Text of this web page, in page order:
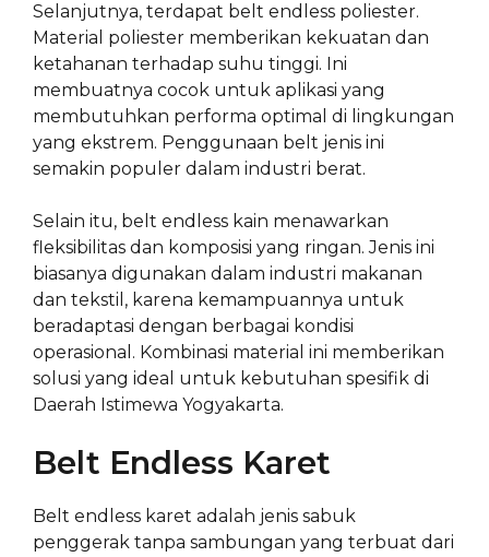
Selanjutnya, terdapat belt endless poliester.
Material poliester memberikan kekuatan dan
ketahanan terhadap suhu tinggi. Ini
membuatnya cocok untuk aplikasi yang
membutuhkan performa optimal di lingkungan
yang ekstrem. Penggunaan belt jenis ini
semakin populer dalam industri berat.
Selain itu, belt endless kain menawarkan
fleksibilitas dan komposisi yang ringan. Jenis ini
biasanya digunakan dalam industri makanan
dan tekstil, karena kemampuannya untuk
beradaptasi dengan berbagai kondisi
operasional. Kombinasi material ini memberikan
solusi yang ideal untuk kebutuhan spesifik di
Daerah Istimewa Yogyakarta.
Belt Endless Karet
Belt endless karet adalah jenis sabuk
penggerak tanpa sambungan yang terbuat dari